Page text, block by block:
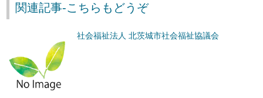
関連記事-こちらもどうぞ
社会福祉法人 北茨城市社会福祉協議会